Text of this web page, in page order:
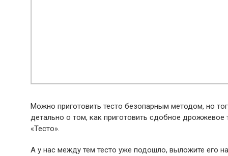
Можно приготовить тесто безопарным методом, но
детально о том, как приготовить сдобное
«Тесто».
А у нас между тем тесто уже подошло, выложите его